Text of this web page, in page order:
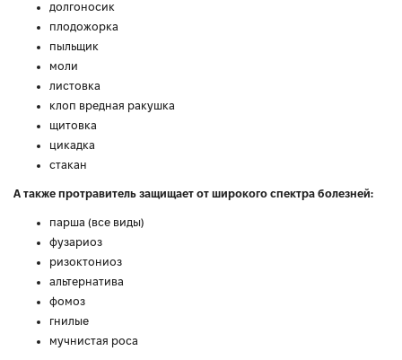
долгоносик
плодожорка
пыльщик
моли
листовка
клоп вредная ракушка
щитовка
цикадка
стакан
А также протравитель защищает от широкого спектра болезней:
парша (все виды)
фузариоз
ризоктониоз
альтернатива
фомоз
гнилые
мучнистая роса